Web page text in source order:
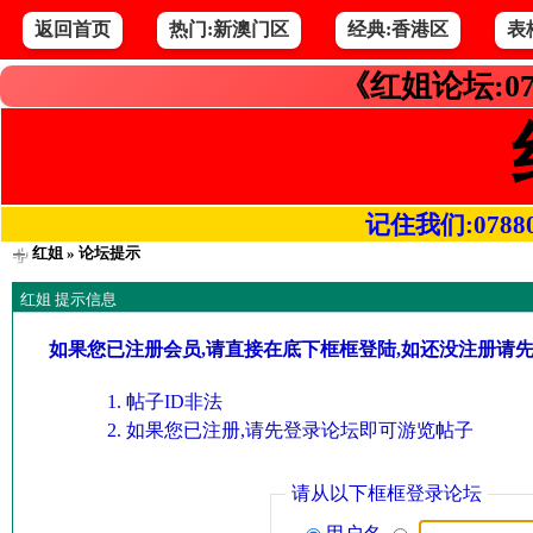
返回首页 热门:新澳门区 经典:香港区 表
《红姐论坛
记住我们
红姐» 论坛提示
红姐 提示信息
如果您已注册会员,请直接在底下框框登陆,如还没注册请
帖子ID非法
如果您已注册,请先登录论坛即可游览帖子
请从以下框框登录论坛